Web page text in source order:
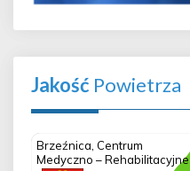
Jakość Powietrza